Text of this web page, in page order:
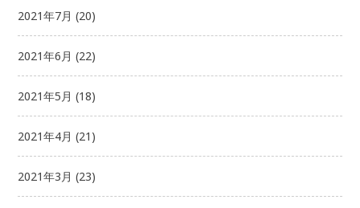
2021年7月 (20)
2021年6月 (22)
2021年5月 (18)
2021年4月 (21)
2021年3月 (23)